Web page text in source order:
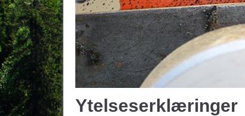
Ytelseserklæringer